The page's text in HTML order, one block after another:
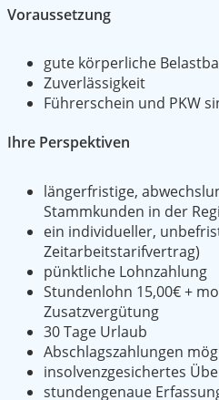
Voraussetzung
gute körperliche
Zuverlässigkeit
Führerschein und PKW
Ihre Perspektiven
längerfristige,
Stammkunden in der
ein individueller,
Zeitarbeitstarifvertrag)
pünktliche Lohnzahlung
Stundenlohn 15,00€ +
Zusatzvergütung
30 Tage Urlaub
Abschlagszahlungen
insolvenzgesichertes
stundengenaue